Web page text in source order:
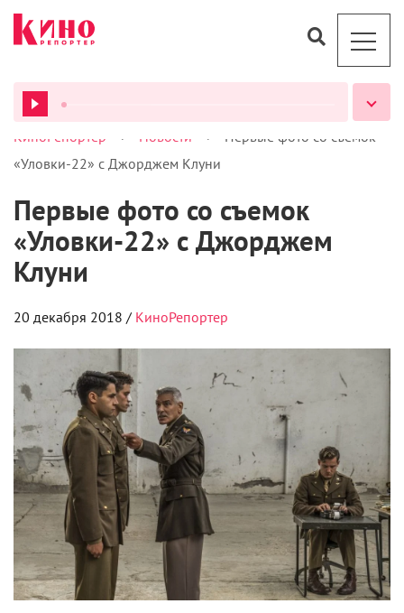
ВСЕ ПОДКАСТЫ
Лука Гуаданьино получит награду за вклад в
Чемпионат «АртМастерс» объявил
победителей юниорского сезона